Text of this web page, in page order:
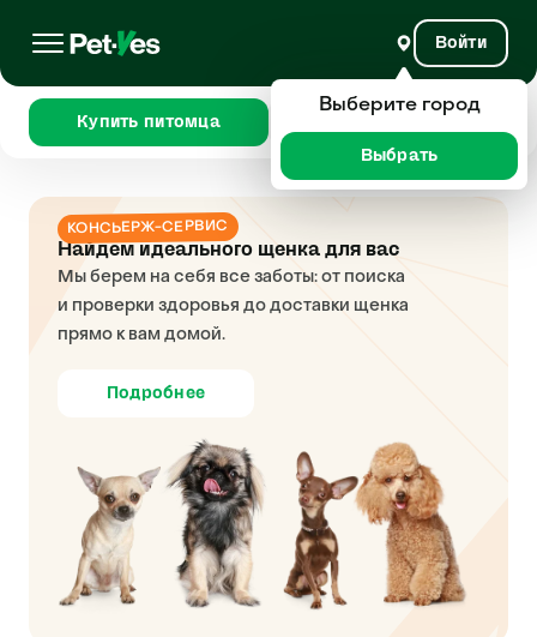
Войти
Купить питомца
КОНСЬЕРЖ-СЕРВИС
Найдем идеального щенка для вас
Мы берем на себя все заботы: от поиска
и проверки здоровья до доставки щенка
прямо к вам домой.
Подробнее
Выберите город
Выбрать